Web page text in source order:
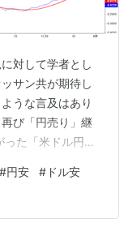
対して学者とし
サン共が期待し
うな言及はあり
び「円売り」継
た「米ドル円」
#円安 # ドル安